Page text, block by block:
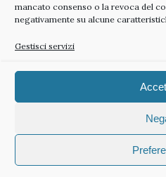
mancato consenso o la revoca del
negativamente su alcune
Gestisci servizi